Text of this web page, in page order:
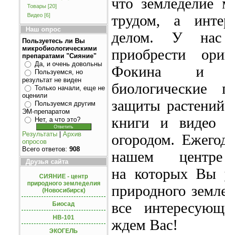
Товары [20]
Видео [6]
Наш опрос
Пользуетесь ли Вы
микробиологическими
препаратами "Сияние"
Да, и очень довольны
Пользуемся, но
результат не виден
Только начали, еще не
оценили
Пользуемся другим
ЭМ-препаратом
Нет, а что это?
Результаты
Архив
опросов
Всего ответов: 908
Друзья сайта
СИЯНИЕ - центр
природного земледелия
(Новосибирск)
Биосад
HB-101
ЭКОГЕЛЬ
трудом, а
делом. У
приобрести
Фокина и
защиты
книги и
огородом.
нашем
на которых Вы
природного
все
ждем Вас!